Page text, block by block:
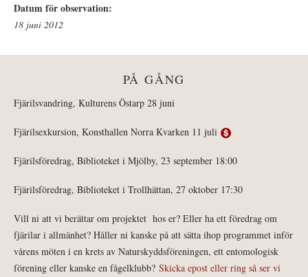
Datum för observation:
18 juni 2012
PÅ GÅNG
Fjärilsvandring, Kulturens Östarp 28 juni
Fjärilsexkursion, Konsthallen Norra Kvarken 11 juli
Fjärilsföredrag, Biblioteket i Mjölby, 23 september 18:00
Fjärilsföredrag, Biblioteket i Trollhättan, 27 oktober 17:30
Vill ni att vi berättar om projektet hos er? Eller ha ett föredrag om
fjärilar i allmänhet? Håller ni kanske på att sätta ihop programmet inför
vårens möten i en krets av Naturskyddsföreningen, ett entomologisk
förening eller kanske en fågelklubb? Skicka epost eller ring så ser vi